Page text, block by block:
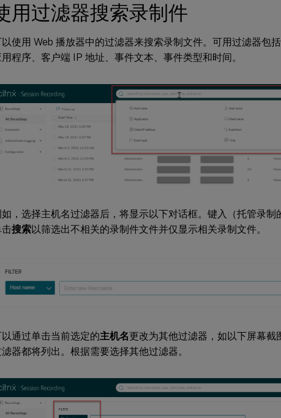
用过滤器搜索录制件
使用 Web 播放器中的过滤器来搜索录制文件。可用过滤器包
用程序、客户端 IP 地址、事件文本、事件类型和时间。
，选择主机名过滤器后，将显示以下对话框。键入（托管录
搜索以筛选出不相关的录制件文件并仅显示相关录制文件。
通过单击当前选定的主机名更改为其他过滤器，如以下屏幕截
器都将列出。根据需要选择其他过滤器。